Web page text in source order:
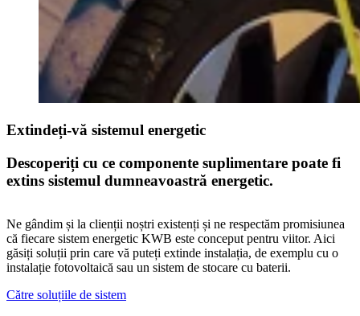
Extindeți-vă sistemul energetic
Descoperiți cu ce componente suplimentare poate fi
extins sistemul dumneavoastră energetic.
Ne gândim și la clienții noștri existenți și ne respectăm promisiunea
că fiecare sistem energetic KWB este conceput pentru viitor. Aici
găsiți soluții prin care vă puteți extinde instalația, de exemplu cu o
instalație fotovoltaică sau un sistem de stocare cu baterii.
Către soluțiile de sistem